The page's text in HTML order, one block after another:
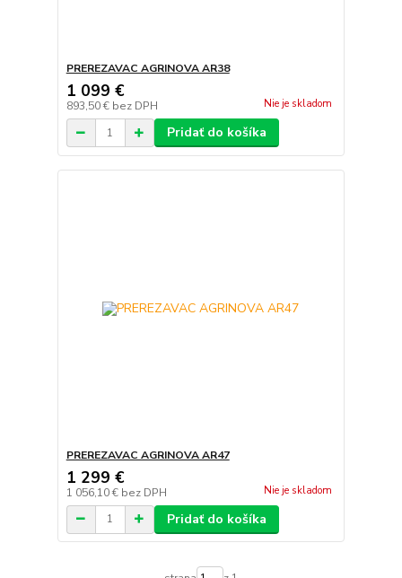
PREREZAVAC AGRINOVA AR38
1 099 €
893,50 € bez DPH Nie je skladom
Pridať do košíka
PREREZAVAC AGRINOVA AR47
1 299 €
1 056,10 € bez DPH Nie je skladom
Pridať do košíka